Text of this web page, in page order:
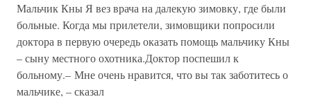
Мальчик Кны Я вез врача на далекую зимовку, где были
больные. Когда мы прилетели, зимовщики попросили
доктора в первую очередь оказать помощь мальчику Кны
– сыну местного охотника.Доктор поспешил к
больному.– Мне очень нравится, что вы так заботитесь о
мальчике, – сказал